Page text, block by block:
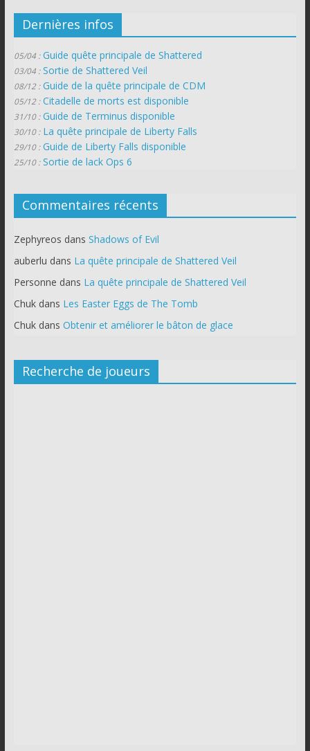
Dernières infos
05/04 : Guide quête principale de Shattered
03/04 : Sortie de Shattered Veil
08/12 : Guide de la quête principale de CDM
05/12 : Citadelle de morts est disponible
31/10 : Guide de Terminus disponible
30/10 : La quête principale de Liberty Falls
29/10 : Guide de Liberty Falls disponible
25/10 : Sortie de lack Ops 6
Commentaires récents
Zephyreos dans Shadows of Evil
auberlu dans La quête principale de Shattered Veil
Personne dans La quête principale de Shattered Veil
Chukdans Les Easter Eggs de The Tomb
Chukdans Obtenir et améliorer le bâton de glace
Recherche de joueurs